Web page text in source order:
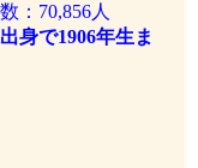
：70,856人
身で1906年生ま